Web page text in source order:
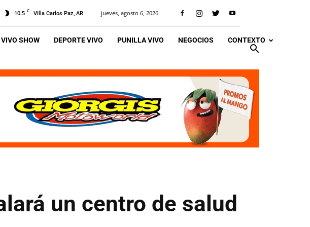
10.5 C Villa Carlos Paz, AR jueves, agosto 6, 2026
VIVO SHOW DEPORTE VIVO PUNILLA VIVO NEGOCIOS CONTEXTO
un centro de salud